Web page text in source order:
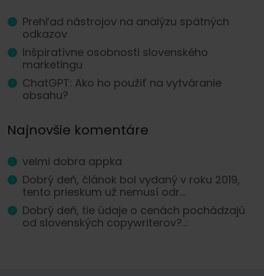
Prehľad nástrojov na analýzu spätných
odkazov
Inšpiratívne osobnosti slovenského
marketingu
ChatGPT: Ako ho použiť na vytváranie
obsahu?
Najnovšie komentáre
velmi dobra appka
Dobrý deň, článok bol vydaný v roku 2019,
tento prieskum už nemusí odr...
Dobrý deň, tie údaje o cenách pochádzajú
od slovenských copywriterov?...